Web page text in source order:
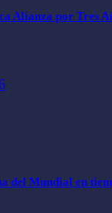
Alianza por Tres
del Mundial en